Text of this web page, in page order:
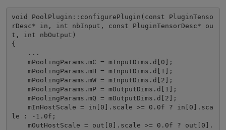
void PoolPlugin::configurePlugin(const PluginTenso
rDesc* in, int nbInput, const PluginTensorDesc* ou
t, int nbOutput)
{
le : -1.0f;